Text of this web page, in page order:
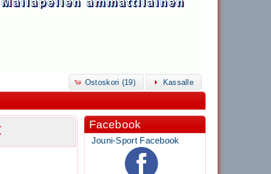
Ostoskori (19) Kassalle
Facebook
Jouni-Sport Facebook